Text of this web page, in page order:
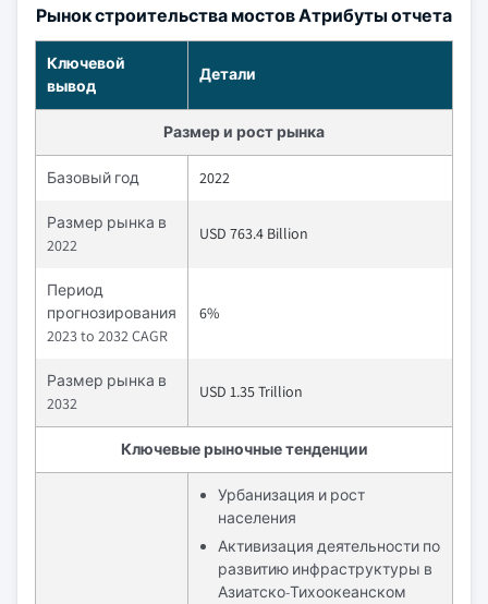
Рынок строительства мостов Атрибуты отчета
Ключевой
вывод
Детали
Размер и рост рынка
Базовый год 2022
Размер рынка в
2022
USD 763.4 Billion
Период
прогнозирования
2023 to 2032 CAGR
6%
Размер рынка в
2032
USD 1.35 Trillion
Ключевые рыночные тенденции
Урбанизация и рост
населения
Активизация деятельности по
развитию инфраструктуры в
Азиатско-Тихоокеанском